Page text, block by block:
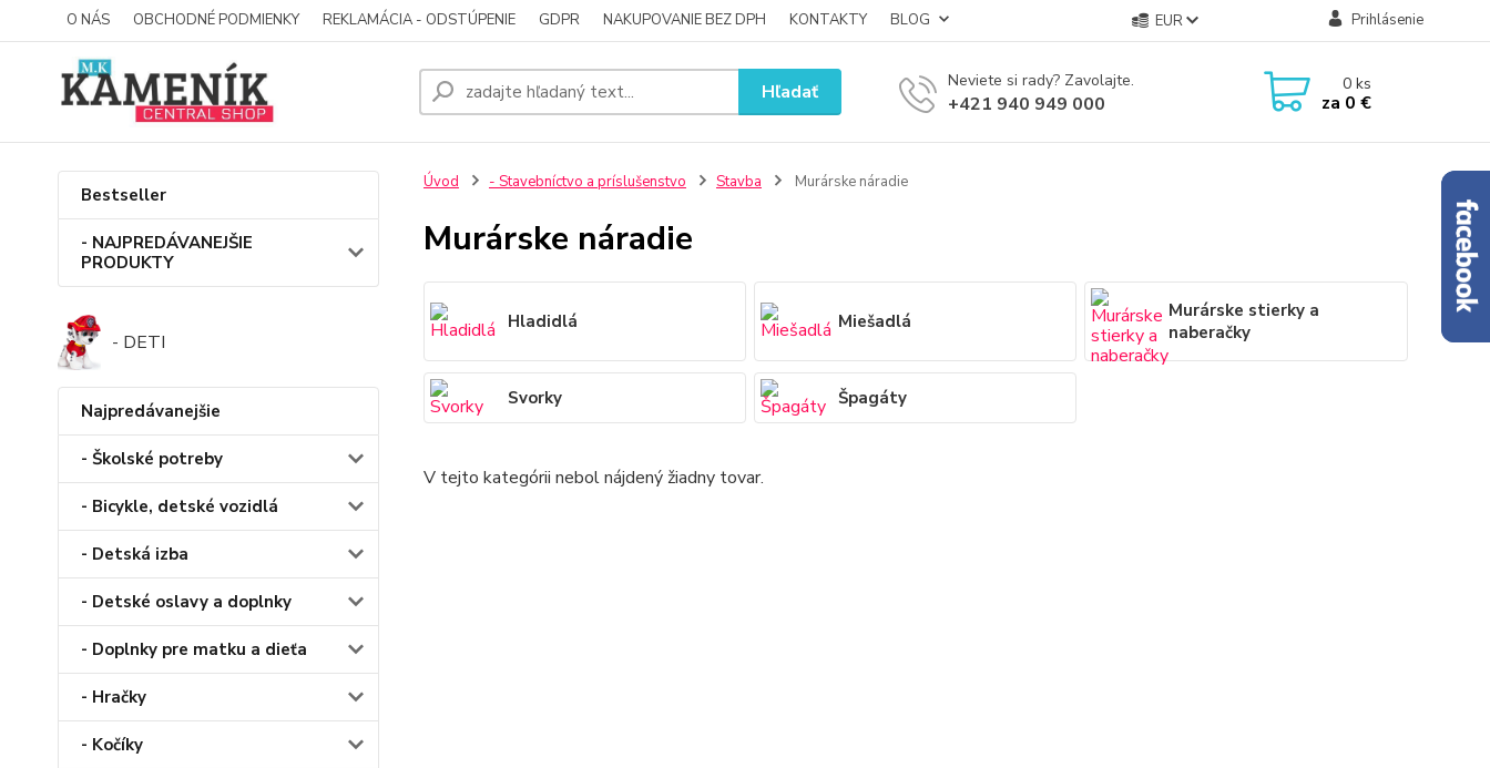
O NÁS OBCHODNÉ PODMIENKY REKLAMÁCIA - ODSTÚPENIE GDPR NAKUPOVANIE BEZ DPH KONTAKTY BLOG EUR Prihlásenie
Hľadať Neviete si rady? Zavolajte.
+421 940 949 000
0ks
za 0 €
Bestseller
- NAJPREDÁVANEJŠIE
PRODUKTY
- DETI
Najpredávanejšie
- Školské potreby
- Bicykle, detské vozidlá
- Detská izba
- Detské oslavy a doplnky
- Doplnky pre matku a dieťa
- Hračky
- Kočíky
Úvod - Stavebníctvo a príslušenstvo Stavba Murárske náradie
Murárske náradie
Hladidlá Miešadlá
Murárske stierky a
naberačky
Svorky Špagáty
V tejto kategórii nebol nájdený žiadny tovar.